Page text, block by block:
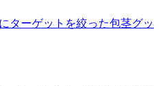
ターゲットを絞った包茎グッ